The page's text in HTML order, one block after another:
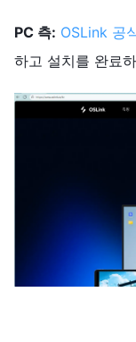
PC 측: OSLink 공
하고 설치를 완료